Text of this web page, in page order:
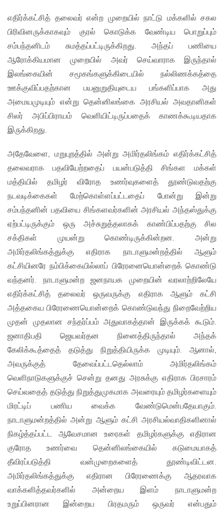
எதிர்க்கட்சித் தலைவர் என்ற முறையில் நாட்டு மக்களில் சகல
பிரிவினருக்காகவும் குரல் கொடுக்க வேண்டிய பொறுப்பும்
சம்பந்தனிடம் சுமத்தப்பட்டிருக்கிறது. அந்தப் பணியை
ஆரோக்கியமான முறையில் அவர் செய்வாராக இருந்தால்
இலங்கையின் சமூகங்களுக்கிடையில் நல்லிணக்கத்தை
ஊக்குவிப்பதற்கான பயனுறுதியுடைய பங்களிப்பாக அது
அமையமுடியும் என்று தென்னிலங்கை அரசியல் அவதானிகள்
சிலர் அபிப்பிராயம் வெளியிட்டிருப்பதைக் காணக்கூடியதாக
இருக்கிறது.
அதேவேளை, மறுபுறத்தில் அன்று அமிர்தலிங்கம் எதிர்க்கட்சித்
தலைவராக பதவியேற்றதைப் பயன்படுத்தி சிங்கள மக்கள்
மத்தியில் தமிழர் விரோத உணர்வுகளைத் தூண்டுவதற்கு
நடவடிக்கைகள் மேற்கொள்ளப்பட்டதைப் போன்று இன்று
சம்பந்தனின் பதவியை சிங்களவர்களின் அரசியல் அந்தஸ்துக்கு
ஏற்பட்டிருக்கும் ஒரு அச்சுறுத்தலாகக் காண்பிப்பதற்கு சில
சக்திகள் முயன்று கொண்டிருக்கின்றன. அன்று
அமிர்தலிங்கத்துக்கு எதிராக நாடாளுமன்றத்தில் ஆளும்
கட்சியினரே நம்பிக்கையில்லாப் பிரேரனையொன்றைக் கொண்டு
வந்தனர். நாடாளுமன்ற ஜனநாயக முறையின் வரலாற்றிலேயே
எதிர்க்கட்சித் தலைவர் ஒருவருக்கு எதிராக ஆளும் கட்சி
அத்தகைய பிரேரணையொன்றைக் கொண்டுவந்து நிறைவேற்றிய
முதன் முதலான சந்தர்ப்பம் அதுவாகத்தான் இருக்கக் கூடும்.
ஜனாதிபதி ஜெயவர்தன நினைத்திருந்தால் அந்தக்
கேலிக்கூத்தைத் தடுத்து நிறுத்தியிருக்க முடியும். ஆனால்,
அவருக்குத் தேவைப்பட்டதெல்லாம் அமிர்தலிங்கம்
வெளிநாடுகளுக்குச் சென்று தனது அரசுக்கு எதிராக பிரசாரம்
செய்வதைத் தடுத்து நிறுத்துமுகமாக அவரையும் தமிழர்களையும்
மிரட்டிப் பணிய வைக்க வேண்டுமென்பதேயாகும்.
நாடாளுமன்றத்தில் அன்று ஆளும் கட்சி அரசியல்வாதிகளினால்
நிகழ்த்தப்பட்ட ஆவேசமான உரைகள் தமிழர்களுக்கு எதிரான
குரோத உணர்வை தென்னிலங்கையில் கடுமையாகத்
தீவிரப்படுத்தி வன்முறைகளைத் தூண்டிவிட்டன.
அமிர்தலிங்கத்துக்கு எதிரான பிரேரணைக்கு ஆதரவாக
வாக்களித்தவர்களில் அன்றைய இளம் நாடாளுமன்ற
உறுப்பினரான இன்றைய பிரதமரும் ஒருவர் என்பதும்